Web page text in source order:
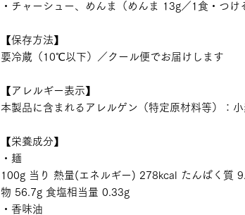
・チャーシュー、めんま（めんま 13g／1食・つけ
【保存方法】
要冷蔵（10℃以下）／クール便でお届けします
【アレルギー表示】
本製品に含まれるアレルゲン（特定原材料等）：小
【栄養成分】
・麺
100g 当り 熱量(エネルギー) 278kcal たんぱく質
物 56.7g 食塩相当量 0.33g
・香味油